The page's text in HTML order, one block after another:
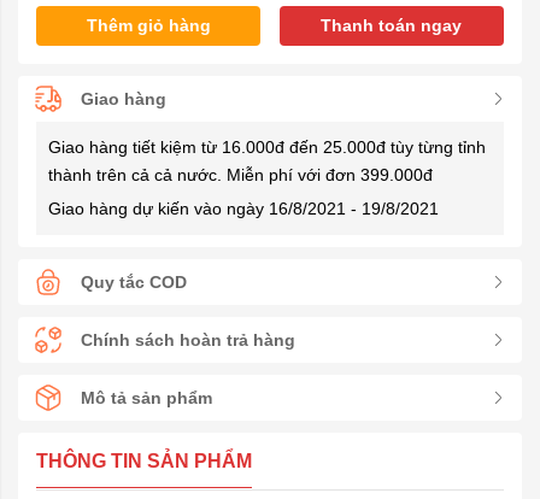
Thêm giỏ hàng Thanh toán ngay
Giao hàng
Giao hàng tiết kiệm từ 16.000đ đến 25.000đ tùy từng tỉnh
thành trên cả cả nước. Miễn phí với đơn 399.000đ
Giao hàng dự kiến vào ngày 16/8/2021 - 19/8/2021
Quy tắc COD
Chính sách hoàn trả hàng
Mô tả sản phẩm
THÔNG TIN SẢN PHẨM